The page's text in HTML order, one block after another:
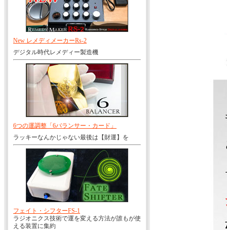
New レメディメーカーRs-2
デジタル時代レメディー製造機
6つの運調整「6バランサー・カード」
ラッキーなんかじゃない最後は【財運】を
フェイト・シフターFS-1
ラジオニクス技術で運を変える方法が誰もが使
える装置に集約